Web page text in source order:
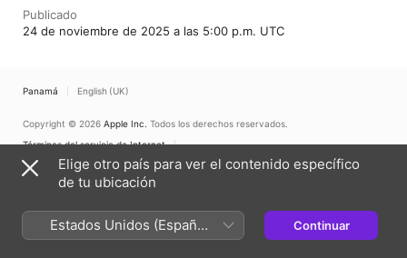
Publicado
24 de noviembre de 2025 a las 5:00 p.m. UTC
Panamá English (UK)
Copyright © 2026 Apple Inc. Todos los derechos reservados.
Términos del servicio de Internet
El reproductor web de Apple Podcasts y la privacidad
Advertencia sobre cookies
Soporte
Elige otro país para ver el contenido específico
de tu ubicación
Estados Unidos (Español
México)
Continuar